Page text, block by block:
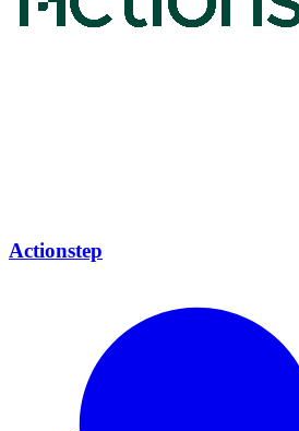
Actionstep